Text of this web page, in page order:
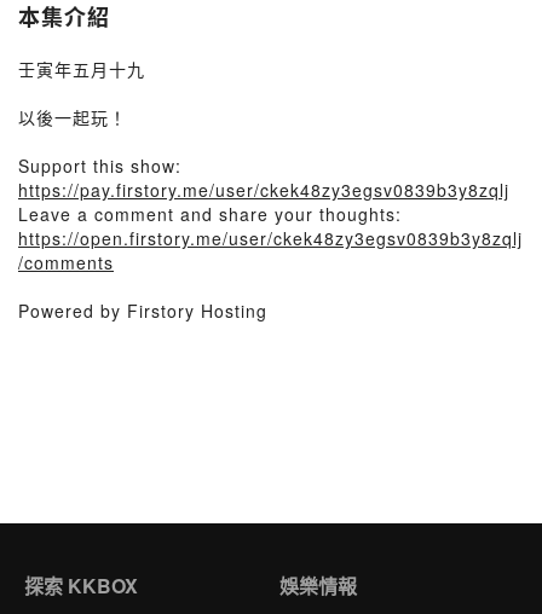
本集介紹
壬寅年五月十九
以後一起玩！
Support this show:
https://pay.firstory.me/user/ckek48zy3egsv0839b3y8zqlj
Leave a comment and share your thoughts:
https://open.firstory.me/user/ckek48zy3egsv0839b3y8zqlj
/comments
Powered by Firstory Hosting
探索 KKBOX 娛樂情報